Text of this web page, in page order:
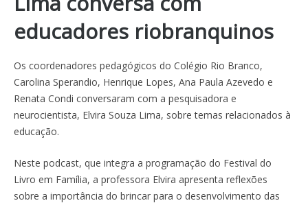
educadores riobranquinos
Os coordenadores pedagógicos do Colégio Rio Branco,
Carolina Sperandio, Henrique Lopes, Ana Paula Azevedo e
Renata Condi conversaram com a pesquisadora e
neurocientista, Elvira Souza Lima, sobre temas relacionados à
educação.
Neste podcast, que integra a programação do Festival do
Livro em Família, a professora Elvira apresenta reflexões
sobre a importância do brincar para o desenvolvimento das